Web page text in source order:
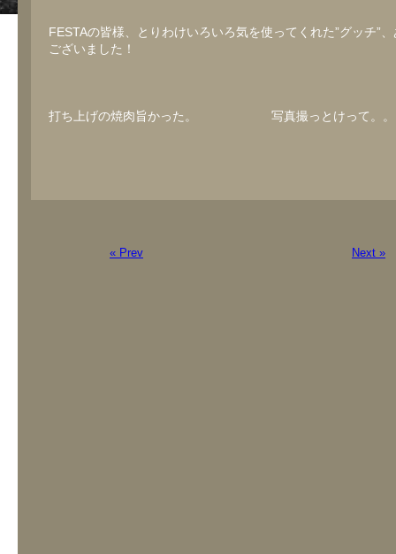
FESTAの皆様、とりわけいろいろ気を使ってくれた”グッチ”
ございました！
打ち上げの焼肉旨かった。 写真撮っとけって。。
« Prev Next »